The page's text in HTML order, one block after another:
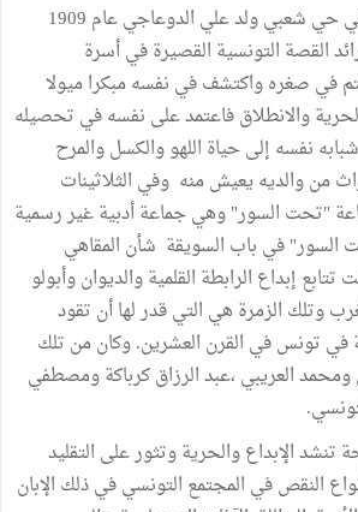
وفي تونس العاصمة وفي حي شعبي ولد علي الدوعاجي عام 1909
القصة التونسية القصيرة في أسرة
في صغره واكتشف في نفسه مبكرا ميولا
والانطلاق فاعتمد على نفسه في تحصيله
نفسه إلى حياة اللهو والكسل والمرح
من والديه يعيش منه وفي الثلاثينات
"تحت السور" وهي جماعة أدبية غير رسمية
في باب السويقة شأن المقاهي
إبداع الرابطة القلمية والديوان وأبولو
وتلك الزمرة هي التي قدر لها أن تقود
في تونس في القرن العشرين. وكان من تلك
العريبي ،عبد الرزاق كرباكة ومصطفي
تنشد الإبداع والحرية وتثور على التقليد
النقص في المجتمع التونسي في ذلك الإبان